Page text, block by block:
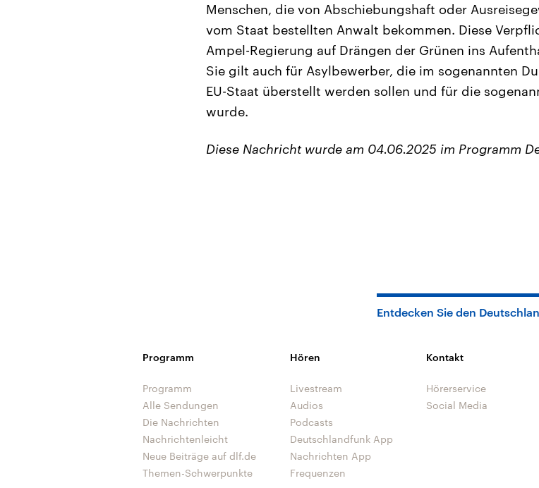
Menschen, die von Abschiebungshaft oder
vom Staat bestellten Anwalt bekommen. Diese
Ampel-Regierung auf Drängen der Grünen ins
Sie gilt auch für Asylbewerber, die im sogenannten
EU-Staat überstellt werden sollen und für die
wurde.
Diese Nachricht wurde am 04.06.2025 im Programm
Entdecken Sie den
Programm
Programm
Alle Sendungen
Die Nachrichten
Nachrichtenleicht
Neue Beiträge auf dlf.de
Themen-Schwerpunkte
Hören
Livestream
Audios
Podcasts
Deutschlandfunk App
Nachrichten App
Frequenzen
Kontakt
Hörerservice
Social Media